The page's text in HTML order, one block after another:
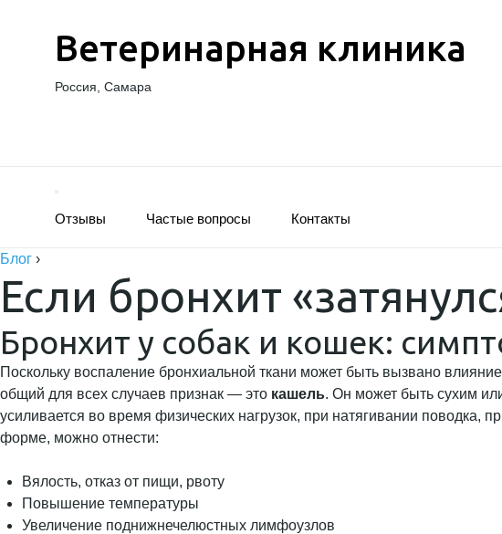
Ветеринарная клиника
Россия, Самара
Отзывы Частые вопросы Контакты
Блог ›
Если бронхит
Бронхит у собак и кошек:
Поскольку воспаление бронхиальной ткани может быть вызвано
общий для всех случаев признак — это кашель. Он может быть сухим
усиливается во время физических нагрузок, при натягивании
форме, можно отнести:
Вялость, отказ от пищи, рвоту
Повышение температуры
Увеличение поднижнечелюстных лимфоузлов